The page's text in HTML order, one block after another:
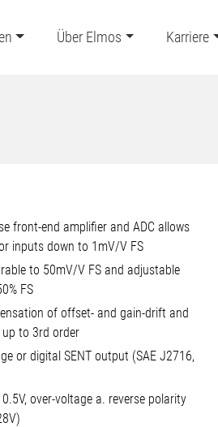
Über Elmos Karriere
front-end amplifier and ADC allows
inputs down to 1mV/V FS
to 50mV/V FS and adjustable
FS
of offset- and gain-drift and
to 3rd order
or digital SENT output (SAE J2716,
over-voltage a. reverse polarity